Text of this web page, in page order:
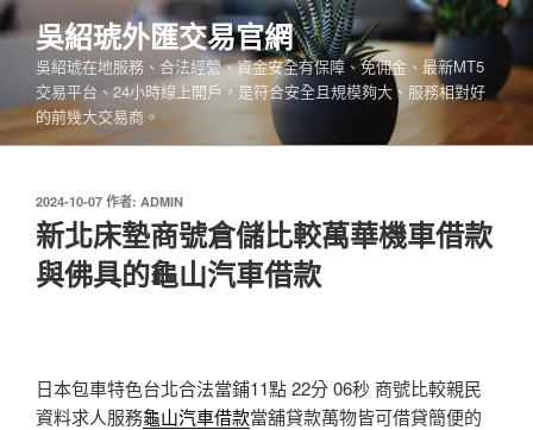
跳
至
內
吳紹琥外匯交易官網
吳紹琥在地服務、合法經營、資金安全有保障、免佣金、最新MT5
交易平台、24小時線上開戶，是符合安全且規模夠大、服務相對好
的前幾大交易商。
發
佈
於
2024-10-07 作者: ADMIN
新北床墊商號倉儲比較萬華機車借款
與佛具的龜山汽車借款
日本包車特色台北合法當鋪11點 22分 06秒 商號比較親民
資料求人服務龜山汽車借款當舖貸款萬物皆可借貸簡便的